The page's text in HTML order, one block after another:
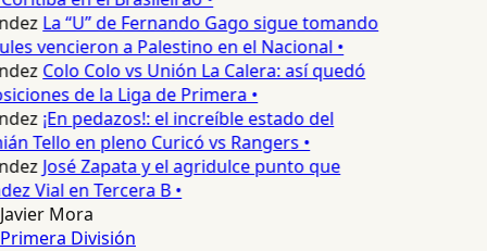
La “U” de Fernando Gago sigue tomando
vencieron a Palestino en el Nacional •
Colo Colo vs Unión La Calera: así quedó
de la Liga de Primera •
¡En pedazos!: el increíble estado del
Tello en pleno Curicó vs Rangers •
José Zapata y el agridulce punto que
Vial en Tercera B •
Javier Mora
Primera División